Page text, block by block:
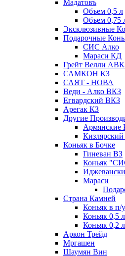
Мадатовъ
Объем 0,5 л
Объем 0,75
Эксклюзивные
Подарочные
СИС Алко
Мараси КД
Грейт Велли
САМКОН КЗ
САЯТ - НОВА
Веди - Алко ВКЗ
Егвардский ВКЗ
Арегак КЗ
Другие
Армянские
Коньяк в Бочке
Гиневан ВЗ
Коньяк
Мараси
Страна Камней
Коньяк в п/у
Коньяк 0,5
Коньяк 0,2
Аркон Трейд
Мргашен
Шаумян Вин